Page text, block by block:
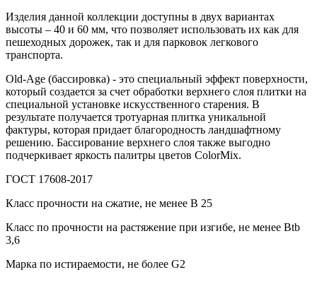
Изделия данной коллекции доступны в двух вариантах
высоты – 40 и 60 мм, что позволяет использовать их как для
пешеходных дорожек, так и для парковок легкового
транспорта.
Old-Age (бассировка) - это специальный эффект поверхности,
который создается за счет обработки верхнего слоя плитки на
специальной установке искусственного старения. В
результате получается тротуарная плитка уникальной
фактуры, которая придает благородность ландшафтному
решению. Бассирование верхнего слоя также выгодно
подчеркивает яркость палитры цветов ColorMix.
ГОСТ 17608-2017
Класс прочности на сжатие, не менее В 25
Класс по прочности на растяжение при изгибе, не менее Вtb
3,6
Марка по истираемости, не более G2